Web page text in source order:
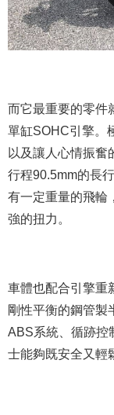
而它最重要的零件
單缸SOHC引擎。
以及讓人心情振奮
行程90.5mm的長
有一定重量的飛輪
強的扭力。
車體也配合引擎重
剛性平衡的鋼管製
ABS系統、循跡控
士能夠既安全又輕